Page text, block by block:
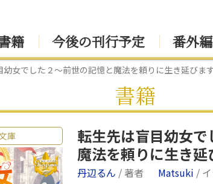
籍 今後の刊行予定 番外
幼女でした２～前世の記憶と魔法を頼りに生き延びま
書籍
庫
転生先は盲目幼女
魔法を頼りに生き延
丹辺るん / 著者 Matsuki /